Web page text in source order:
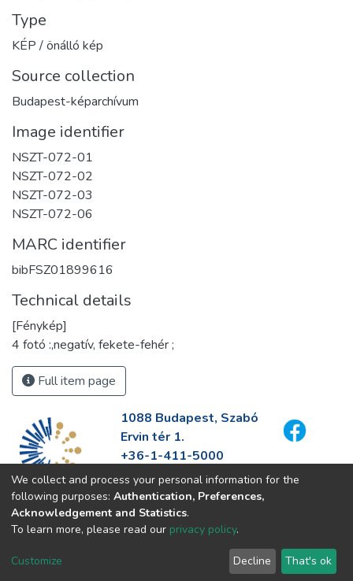
Type
KÉP / önálló kép
Source collection
Budapest-képarchívum
Image identifier
NSZT-072-01
NSZT-072-02
NSZT-072-03
NSZT-072-06
MARC identifier
bibFSZ01899616
Technical details
[Fénykép]
4 fotó :,negatív, fekete-fehér ;
Full item page
1088 Budapest, Szabó
Ervin tér 1.
+36-1-411-5000
info@fszek.hu
https://fszek.hu
We collect and process your personal information for the
following purposes: Authentication, Preferences,
Acknowledgement and Statistics.
To learn more, please read our privacy policy.
Customize Decline That's ok